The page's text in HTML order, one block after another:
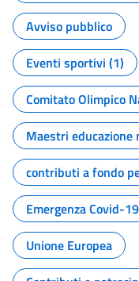
Avviso pubblico
Eventi sportivi (1)
Comitato Olimpico
Maestri educazione
contributi a fondo
Emergenza Covid-19
Unione Europea